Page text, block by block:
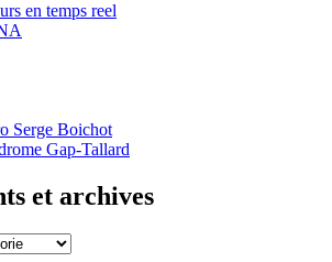
en temps reel
Serge Boichot
Gap-Tallard
et archives